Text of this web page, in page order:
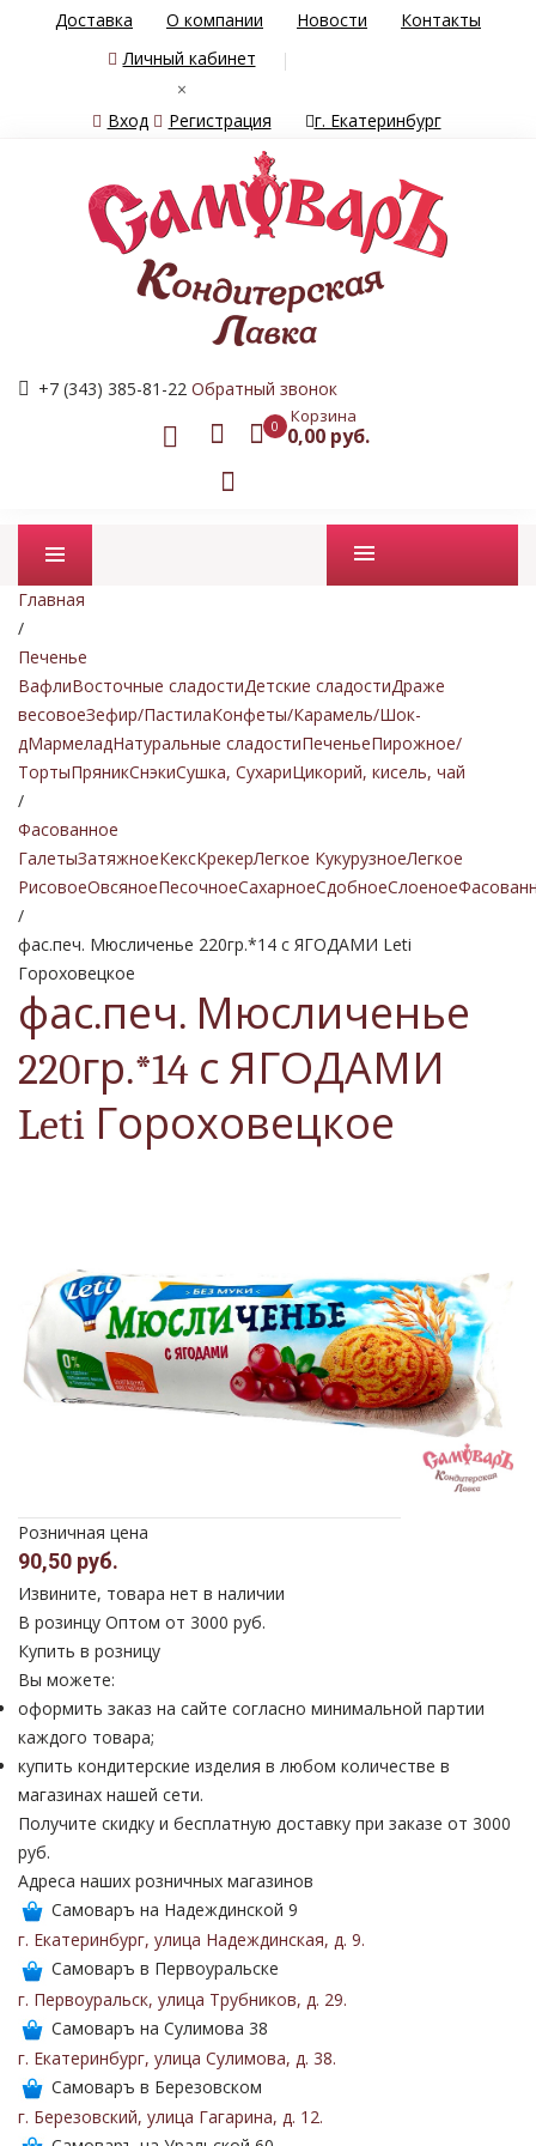
Доставка О компании Новости
Контакты
Личный кабинет
×
Вход
Регистрация г. Екатеринбург
+7 (343) 385-81-22 Обратный звонок
0 Корзина
0,00 руб.
Промо товары
Главная
/
Печенье
ВафлиВосточные сладостиДетские сладостиДраже
весовоеЗефир/ПастилаКонфеты/Карамель/Шок-
дМармеладНатуральные сладостиПеченьеПирожное/
ТортыПряникСнэкиСушка, СухариЦикорий, кисель, чай
/
Фасованное
ГалетыЗатяжноеКексКрекерЛегкое КукурузноеЛегкое
РисовоеОвсяноеПесочноеСахарноеСдобноеСлоеное
/
фас.печ. Мюсличенье 220гр.*14 с ЯГОДАМИ Leti
Гороховецкое
фас.печ. Мюсличенье
220гр.*14 с ЯГОДАМИ
Leti Гороховецкое
Розничная цена
90,50 руб.
Извините, товара нет в наличии
В розинцу Оптом от 3000 руб.
Купить в розницу
Вы можете:
оформить заказ на сайте согласно минимальной партии
каждого товара;
купить кондитерские изделия в любом количестве в
магазинах нашей сети.
Получите скидку и бесплатную доставку при заказе от 3000
руб.
Адреса наших розничных магазинов
Самоваръ на Надеждинской 9
г. Екатеринбург, улица Надеждинская, д. 9.
Самоваръ в Первоуральске
г. Первоуральск, улица Трубников, д. 29.
Самоваръ на Сулимова 38
г. Екатеринбург, улица Сулимова, д. 38.
Самоваръ в Березовском
г. Березовский, улица Гагарина, д. 12.